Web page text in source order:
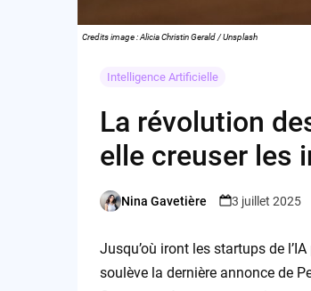
Credits image : Alicia Christin Gerald / Unsplash
Intelligence Artificielle
La révolution
elle creuser les
Posted
Nina Gavetière 3 juillet 2025
Jusqu’où iront les startups de
soulève la dernière annonce de